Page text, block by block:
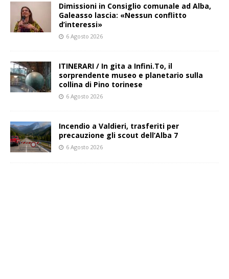
Dimissioni in Consiglio comunale ad Alba,
Galeasso lascia: «Nessun conflitto
d’interessi»
6 Agosto 2026
ITINERARI / In gita a Infini.To, il
sorprendente museo e planetario sulla
collina di Pino torinese
6 Agosto 2026
Incendio a Valdieri, trasferiti per
precauzione gli scout dell’Alba 7
6 Agosto 2026